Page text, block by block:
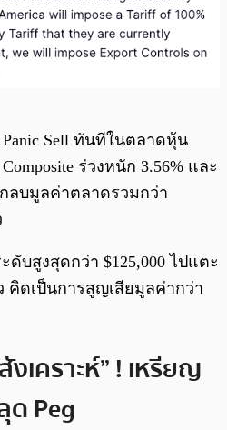
Sell ทันทีในตลาดหุ้น
ร่วงหนัก 3.56% และ
ลบมูลค่าตลาดรวมกว่า
ดับสูงสุดกว่า $125,000 ไปแตะ
คิดเป็นการสูญเสียมูลค่ากว่า
เคราะห์” ! เหรียญ
ด Peg